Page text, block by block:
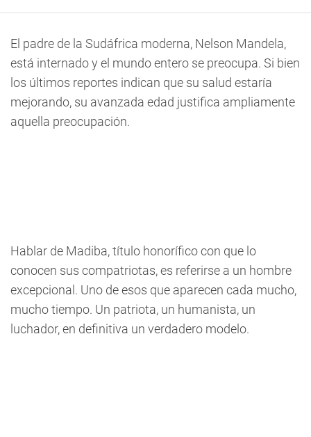
El padre de la Sudáfrica moderna, Nelson Mandela,
está internado y el mundo entero se preocupa. Si bien
los últimos reportes indican que su salud estaría
mejorando, su avanzada edad justifica ampliamente
aquella preocupación.
Hablar de Madiba, título honorífico con que lo
conocen sus compatriotas, es referirse a un hombre
excepcional. Uno de esos que aparecen cada mucho,
mucho tiempo. Un patriota, un humanista, un
luchador, en definitiva un verdadero modelo.